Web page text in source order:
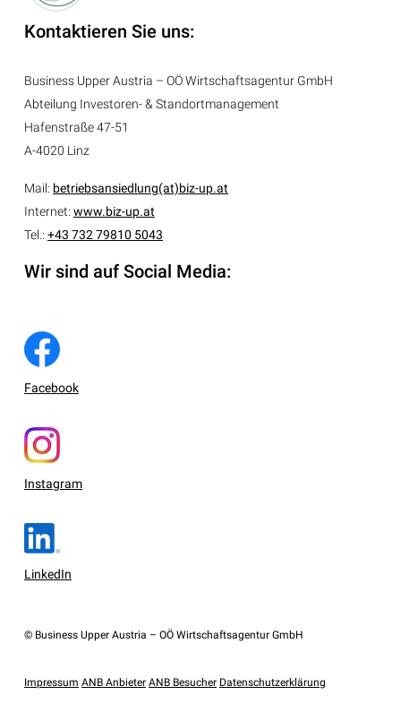
Kontaktieren Sie uns:
Business Upper Austria – OÖ Wirtschaftsagentur GmbH
Abteilung Investoren- & Standortmanagement
Hafenstraße 47-51
A-4020 Linz
Mail: betriebsansiedlung(at)biz-up.at
Internet: www.biz-up.at
Tel.: +43 732 79810 5043
Wir sind auf Social Media:
Facebook
Instagram
LinkedIn
© Business Upper Austria – OÖ Wirtschaftsagentur GmbH
Impressum ANB Anbieter ANB Besucher Datenschutzerklärung